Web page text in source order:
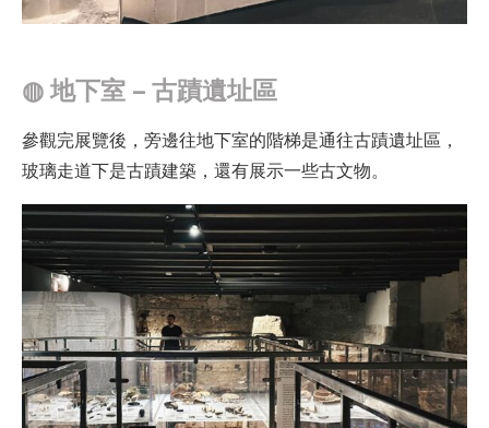
◍地下室 – 古蹟遺址區
參觀完展覽後，旁邊往地下室的階梯是通往古蹟遺址區，
玻璃走道下是古蹟建築，還有展示一些古文物。